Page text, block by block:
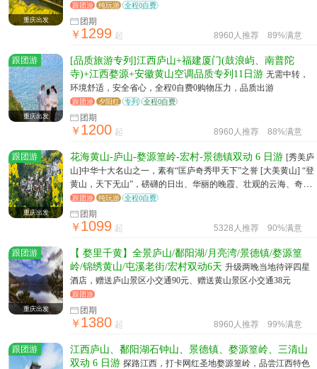
重庆出发
跟团游 纯玩游 全程0自费
团期
￥1299 起 8960人推荐 89%满意
跟团游
重庆出发
[品质旅游专列]江西庐山+福建厦门(鼓浪屿、南普陀
寺)+江西婺源+安徽黄山空调品质专列11日游 无需中转，
环境舒适，安全省心，全程0自费0购物压力，品质出游
跟团游 夕阳红 专列 全程0自费
团期
￥1200 起 8960人推荐 88%满意
跟团游
重庆出发
花海黄山-庐山-婺源篁岭-宏村-景德镇双动 6 日游 [秀美庐
山]中华十大名山之一，素有“匡庐奇秀甲天下”之誉 [大美黄山] “登
黄山，天下无山”，磅礴的日出、华丽的晚霞、壮观的云海、奇异
的佛光..... 【水墨宏村】隐匿于“桃花源里人家”的古镇，其极具代
表性的徽派建筑 [醉美婺源] “青山清水清泉，难得一方净土，徽俗
徽建徽戏，自有千年古韵” [千年瓷都] “中华向号瓷之国，瓷业高
跟团游 纯玩游 全程0自费
团期
￥1099 起 5328人推荐 90%满意
跟团游
重庆出发
【 婺里千黄】全景庐山/鄱阳湖/月亮湾/景德镇/婺源篁
岭/锦绣黄山/屯溪老街/宏村双动6天 升级两晚当地待评四星
酒店，赠送庐山景区小交通90元、赠送黄山景区小交通38元
跟团游
团期
￥1380 起 8960人推荐 99%满意
跟团游
江西庐山、鄱阳湖石钟山、景德镇、婺源篁岭、三清山
双动 6 日游 探路江西，打卡网红圣地婺源篁岭，品尝江西特色